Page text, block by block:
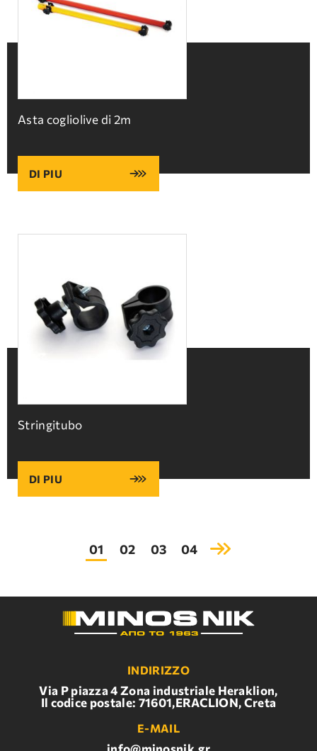
Asta cogliolive di 2m
DI PIU
Stringitubo
DI PIU
01 02 03 04
INDIRIZZO
Via P piazza 4 Zona industriale Heraklion,
Il codice postale: 71601,ERACLION, Creta
E-MAIL